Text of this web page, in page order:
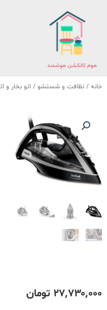
هوم کالکشن هوشمند
خانه / نظافت و شستشو / اتو بخار و
۲۷٬۷۳۰٬۰۰۰ تومان